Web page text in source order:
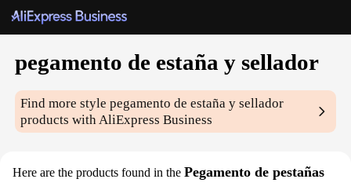
pegamento de estaña y sellador
Find more stylepegamento de estaña y sellador
products with AliExpress Business
Here are the products found in the Pegamento de pestañas